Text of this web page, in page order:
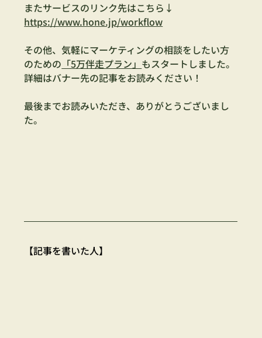
またサービスのリンク先はこちら↓
https://www.hone.jp/workflow
その他、気軽にマーケティングの相談をしたい方
のための 「5万伴走プラン」 もスタートしました。
詳細はバナー先の記事をお読みください！
最後までお読みいただき、ありがとうございまし
た。
【記事を書いた人】